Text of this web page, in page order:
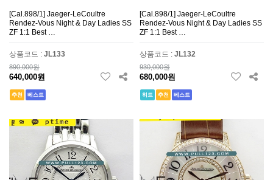
[Cal.898/1] Jaeger-LeCoultre
Rendez-Vous Night & Day Ladies SS
ZF 1:1 Best …
상품코드 : JL133
890,000원
640,000원
추천 베스트
[Cal.898/1] Jaeger-LeCoultre
Rendez-Vous Night & Day Ladies SS
ZF 1:1 Best …
상품코드 : JL132
930,000원
680,000원
히트 추천 베스트